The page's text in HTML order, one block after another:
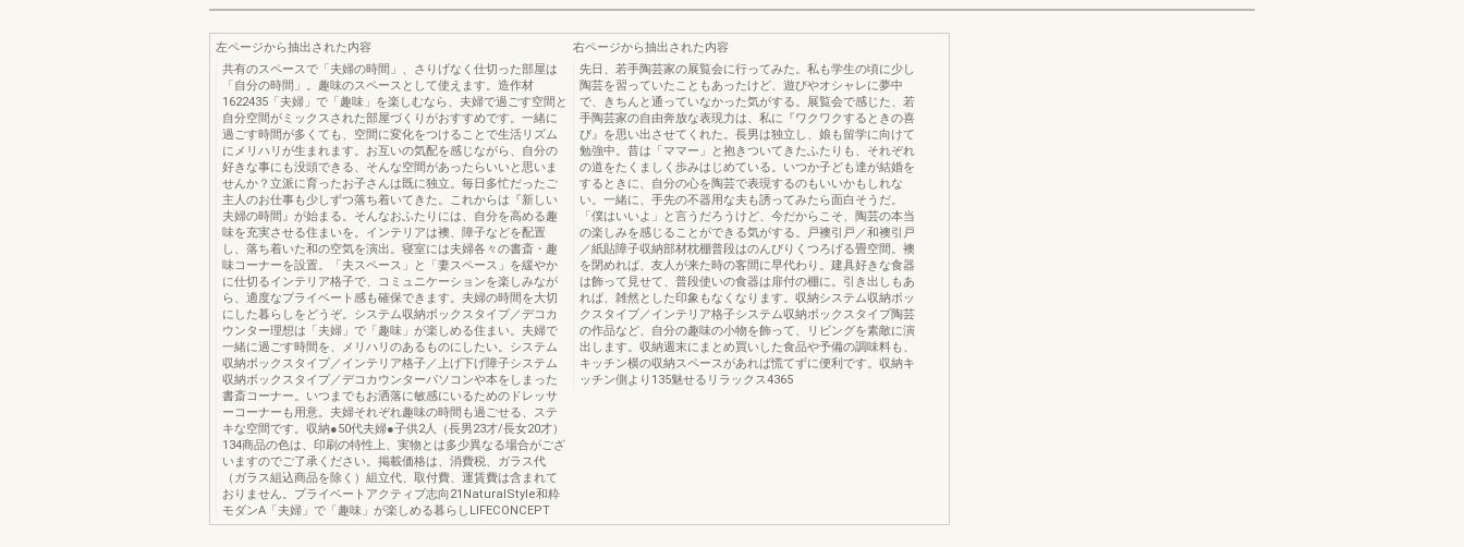
左ページから抽出された内容
共有のスペースで「夫婦の時間」、さりげなく仕切った部屋は
「自分の時間」。趣味のスペースとして使えます。造作材
1622435「夫婦」で「趣味」を楽しむなら、夫婦で過ごす空間と
自分空間がミックスされた部屋づくりがおすすめです。一緒に
過ごす時間が多くても、空間に変化をつけることで生活リズム
にメリハリが生まれます。お互いの気配を感じながら、自分の
好きな事にも没頭できる、そんな空間があったらいいと思いま
せんか？立派に育ったお子さんは既に独立。毎日多忙だったご
主人のお仕事も少しずつ落ち着いてきた。これからは『新しい
夫婦の時間』が始まる。そんなおふたりには、自分を高める趣
味を充実させる住まいを。インテリアは襖、障子などを配置
し、落ち着いた和の空気を演出。寝室には夫婦各々の書斎・趣
味コーナーを設置。「夫スペース」と「妻スペース」を緩やか
に仕切るインテリア格子で、コミュニケーションを楽しみなが
ら、適度なプライベート感も確保できます。夫婦の時間を大切
にした暮らしをどうぞ。システム収納ボックスタイプ／デコカ
ウンター理想は「夫婦」で「趣味」が楽しめる住まい。夫婦で
一緒に過ごす時間を、メリハリのあるものにしたい。システム
収納ボックスタイプ／インテリア格子／上げ下げ障子システム
収納ボックスタイプ／デコカウンターパソコンや本をしまった
書斎コーナー。いつまでもお洒落に敏感にいるためのドレッサ
ーコーナーも用意。夫婦それぞれ趣味の時間も過ごせる、ステ
キな空間です。収納●50代夫婦●子供2人（長男23才/長女20才）
134商品の色は、印刷の特性上、実物とは多少異なる場合がござ
いますのでご了承ください。掲載価格は、消費税、ガラス代
（ガラス組込商品を除く）組立代、取付費、運賃費は含まれて
おりません。プライベートアクティブ志向21NaturalStyle和粋
モダンA「夫婦」で「趣味」が楽しめる暮らしLIFECONCEPT
右ページから抽出された内容
先日、若手陶芸家の展覧会に行ってみた。私も学生の頃に少し
陶芸を習っていたこともあったけど、遊びやオシャレに夢中
で、きちんと通っていなかった気がする。展覧会で感じた、若
手陶芸家の自由奔放な表現力は、私に『ワクワクするときの喜
び』を思い出させてくれた。長男は独立し、娘も留学に向けて
勉強中。昔は「ママー」と抱きついてきたふたりも、それぞれ
の道をたくましく歩みはじめている。いつか子ども達が結婚を
するときに、自分の心を陶芸で表現するのもいいかもしれな
い。一緒に、手先の不器用な夫も誘ってみたら面白そうだ。
「僕はいいよ」と言うだろうけど、今だからこそ、陶芸の本当
の楽しみを感じることができる気がする。戸襖引戸／和襖引戸
／紙貼障子収納部材枕棚普段はのんびりくつろげる畳空間。襖
を閉めれば、友人が来た時の客間に早代わり。建具好きな食器
は飾って見せて、普段使いの食器は扉付の棚に。引き出しもあ
れば、雑然とした印象もなくなります。収納システム収納ボッ
クスタイプ／インテリア格子システム収納ボックスタイプ陶芸
の作品など、自分の趣味の小物を飾って、リビングを素敵に演
出します。収納週末にまとめ買いした食品や予備の調味料も、
キッチン横の収納スペースがあれば慌てずに便利です。収納キ
ッチン側より135魅せるリラックス4365